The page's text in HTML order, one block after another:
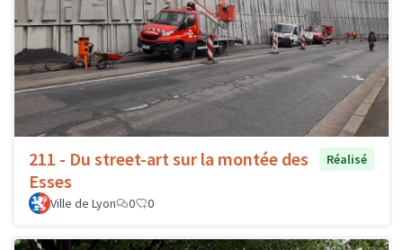
211 - Du street-art sur la montée des
Esses
Réalisé
Ville de Lyon 0 0